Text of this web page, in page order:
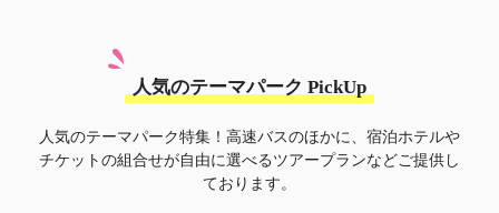
人気のテーマパーク PickUp
人気のテーマパーク特集！高速バスのほかに、宿泊ホテルや
チケットの組合せが自由に選べるツアープランなどご提供し
ております。